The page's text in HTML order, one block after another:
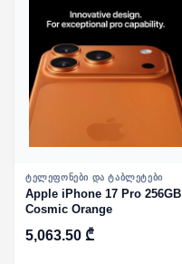
ᲢᲔᲚᲔᲤᲝᲜᲔᲑᲘ ᲓᲐ ᲢᲐᲑᲚᲔᲢᲔᲑᲘ
Apple iPhone 17 Pro 256GB
Cosmic Orange
5,063.50 ₾